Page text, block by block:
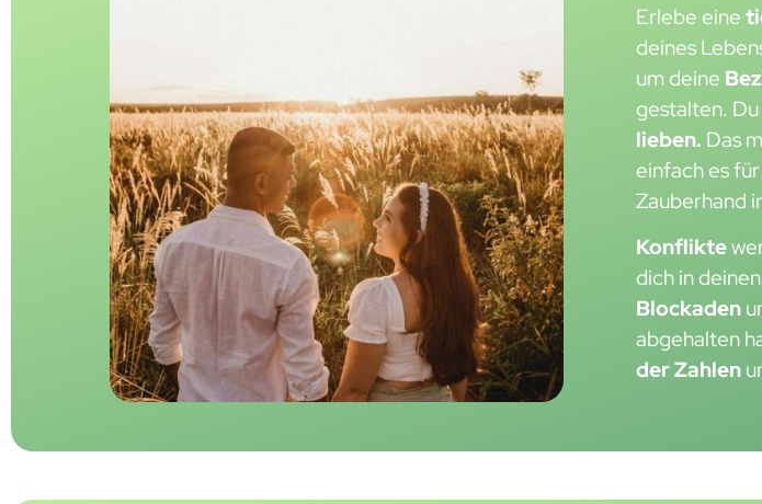
Erlebe eine
deines
um deine
gestalten.
lieben. Das
einfach es
Zauberhand
Konflikte
dich in deinen
Blockaden
abgehalten
der Zahlen